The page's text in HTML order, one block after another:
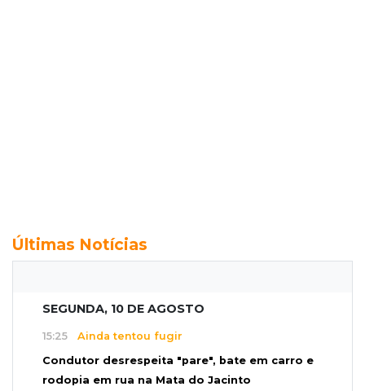
Últimas Notícias
SEGUNDA, 10 DE AGOSTO
15:25 Ainda tentou fugir
Condutor desrespeita "pare", bate em carro e
rodopia em rua na Mata do Jacinto